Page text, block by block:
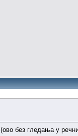
(ово без гледања у